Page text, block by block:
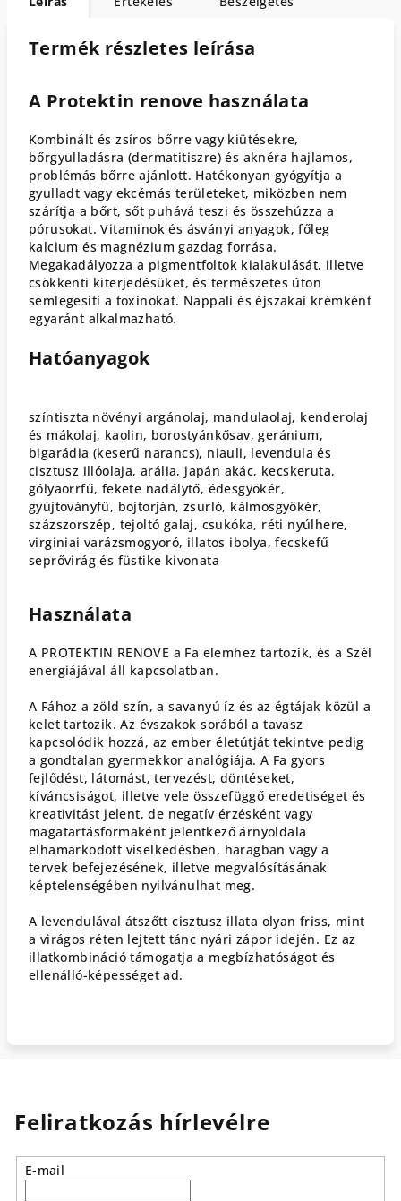
Termék részletes leírása
A Protektin renove használata
Kombinált és zsíros bőrre vagy kiütésekre,
bőrgyulladásra (dermatitiszre) és aknéra hajlamos,
problémás bőrre ajánlott. Hatékonyan gyógyítja a
gyulladt vagy ekcémás területeket, miközben nem
szárítja a bőrt, sőt puhává teszi és összehúzza a
pórusokat. Vitaminok és ásványi anyagok, főleg
kalcium és magnézium gazdag forrása.
Megakadályozza a pigmentfoltok kialakulását, illetve
csökkenti kiterjedésüket, és természetes úton
semlegesíti a toxinokat. Nappali és éjszakai krémként
egyaránt alkalmazható.
Hatóanyagok
színtiszta növényi argánolaj, mandulaolaj, kenderolaj
és mákolaj, kaolin, borostyánkősav, geránium,
bigarádia (keserű narancs), niauli, levendula és
cisztusz illóolaja, arália, japán akác, kecskeruta,
gólyaorrfű, fekete nadálytő, édesgyökér,
gyújtoványfű, bojtorján, zsurló, kálmosgyökér,
százszorszép, tejoltó galaj, csukóka, réti nyúlhere,
virginiai varázsmogyoró, illatos ibolya, fecskefű
seprővirág és füstike kivonata
Használata
A PROTEKTIN RENOVE a Fa elemhez tartozik, és a Szél
energiájával áll kapcsolatban.
A Fához a zöld szín, a savanyú íz és az égtájak közül a
kelet tartozik. Az évszakok sorából a tavasz
kapcsolódik hozzá, az ember életútját tekintve pedig
a gondtalan gyermekkor analógiája. A Fa gyors
fejlődést, látomást, tervezést, döntéseket,
kíváncsiságot, illetve vele összefüggő eredetiséget és
kreativitást jelent, de negatív érzésként vagy
magatartásformaként jelentkező árnyoldala
elhamarkodott viselkedésben, haragban vagy a
tervek befejezésének, illetve megvalósításának
képtelenségében nyilvánulhat meg.
A levendulával átszőtt cisztusz illata olyan friss, mint
a virágos réten lejtett tánc nyári zápor idején. Ez az
illatkombináció támogatja a megbízhatóságot és
ellenálló-képességet ad.
Feliratkozás hírlevélre
E-mail